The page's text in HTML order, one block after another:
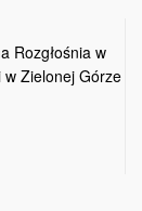
Rozgłośnia w
Zielonej Górze